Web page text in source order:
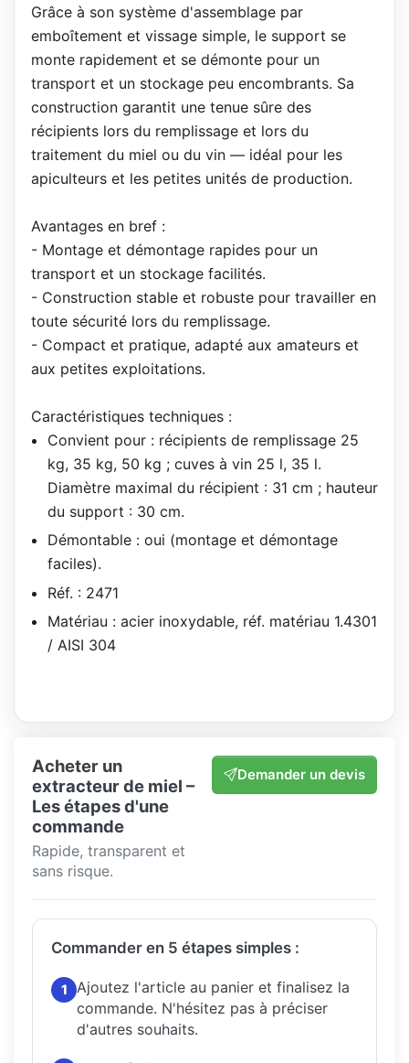
Grâce à son système d'assemblage par
emboîtement et vissage simple, le support se
monte rapidement et se démonte pour un
transport et un stockage peu encombrants. Sa
construction garantit une tenue sûre des
récipients lors du remplissage et lors du
traitement du miel ou du vin — idéal pour les
apiculteurs et les petites unités de production.
Avantages en bref :
- Montage et démontage rapides pour un
transport et un stockage facilités.
- Construction stable et robuste pour travailler en
toute sécurité lors du remplissage.
- Compact et pratique, adapté aux amateurs et
aux petites exploitations.
Caractéristiques techniques :
Convient pour : récipients de remplissage 25
kg, 35 kg, 50 kg ; cuves à vin 25 l, 35 l.
Diamètre maximal du récipient : 31 cm ; hauteur
du support : 30 cm.
Démontable : oui (montage et démontage
faciles).
Réf. : 2471
Matériau : acier inoxydable, réf. matériau 1.4301
/ AISI 304
Acheter un
extracteur de miel –
Les étapes d'une
commande
Rapide, transparent et
sans risque.
Demander un devis
Commander en 5 étapes simples :
1
Ajoutez l'article au panier et finalisez la
commande. N'hésitez pas à préciser
d'autres souhaits.